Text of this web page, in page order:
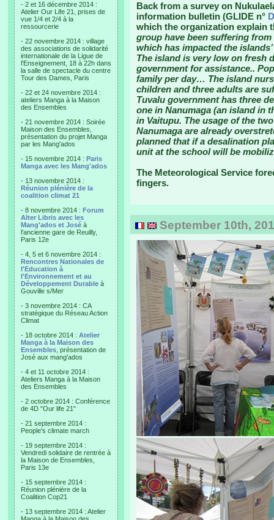
- 2 et 16 décembre 2014 :
Atelier Our Life 21, prises de
vue 1/4 et 2/4 à la
ressourcerie
- 22 novembre 2014 : village
des associations de solidarité
internationale de la Ligue de
l'Enseignement, 18 à 22h dans
la salle de spectacle du centre
Tour des Dames, Paris
- 22 et 24 novembre 2014 :
ateliers Manga à la Maison
des Ensembles
- 21 novembre 2014 : Soirée
Maison des Ensembles,
présentation du projet Manga
par les Mang'ados
- 15 novembre 2014 : Paris
Manga avec les Mang'ados
- 13 novembre 2014 :
Réunion plénière de la
coalition climat 21
- 8 novembre 2014 : Forum
Alter Libris avec les
Mang'ados et José à
l'ancienne gare de Reuilly,
Paris 12e
- 4, 5 et 6 novembre 2014 :
Rencontres Nationales de
l'Education à
l'Environnement et au
Développement Durable à
Gouville s/Mer
- 3 novembre 2014 : CA
stratégique du Réseau Action
Climat
- 18 octobre 2014 : Atelier
Manga à la Maison des
Ensembles , présentation de
José aux mang'ados
- 4 et 11 octobre 2014 :
Ateliers Manga à la Maison
des Ensembles
- 2 octobre 2014 : Conférence
de 4D "Our life 21"
- 21 septembre 2014 :
People's climate march
- 19 septembre 2014 :
Vendredi solidaire de rentrée à
la Maison de Ensembles,
Paris 13e
- 15 septembre 2014 :
Réunion plénière de la
Coalition Cop21
- 13 septembre 2014 : Atelier
Back from a survey on
information bulletin (GLIDE n°
which the organization explain
group have been suffering
which has impacted the
The island is very low on fresh
government for assistance..
family per day… The island
children and three adults are
Tuvalu government has three
one in Nanumaga (an island in
in Vaitupu. The usage of the
Nanumaga are already
planned that if a desalination
unit at the school will be
The Meteorological Service
fingers.
September 10th,